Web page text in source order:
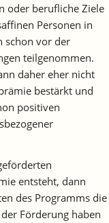
oder berufliche Ziele
Personen in
schon vor der
teilgenommen.
daher eher nicht
bestärkt und
positiven
entsteht, dann
des Programms die
Förderung haben